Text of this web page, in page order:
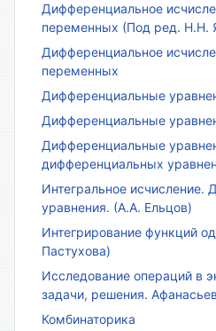
Дифференциальное
переменных (Под ред. Н.Н.
Дифференциальное
переменных
Дифференциальные
Дифференциальные
Дифференциальные
дифференциальных
Интегральное
уравнения. (А.А. Ельцов)
Интегрирование функций
Пастухова)
Исследование операций в
задачи, решения.
Комбинаторика